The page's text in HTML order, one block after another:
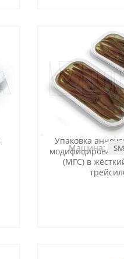
Упаковка
(МГС) в
Машина: